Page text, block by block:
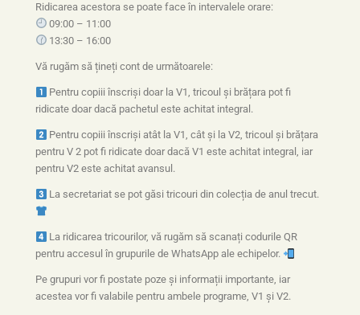
Ridicarea acestora se poate face în intervalele orare:
09:00 – 11:00
13:30 – 16:00
Vă rugăm să țineți cont de următoarele:
Pentru copiii înscriși doar la V1, tricoul și brățara pot fi
ridicate doar dacă pachetul este achitat integral.
Pentru copiii înscriși atât la V1, cât și la V2, tricoul și brățara
pentru V 2 pot fi ridicate doar dacă V1 este achitat integral, iar
pentru V2 este achitat avansul.
La secretariat se pot găsi tricouri din colecția de anul trecut.
La ridicarea tricourilor, vă rugăm să scanați codurile QR
pentru accesul în grupurile de WhatsApp ale echipelor.
Pe grupuri vor fi postate poze și informații importante, iar
acestea vor fi valabile pentru ambele programe, V1 și V2.